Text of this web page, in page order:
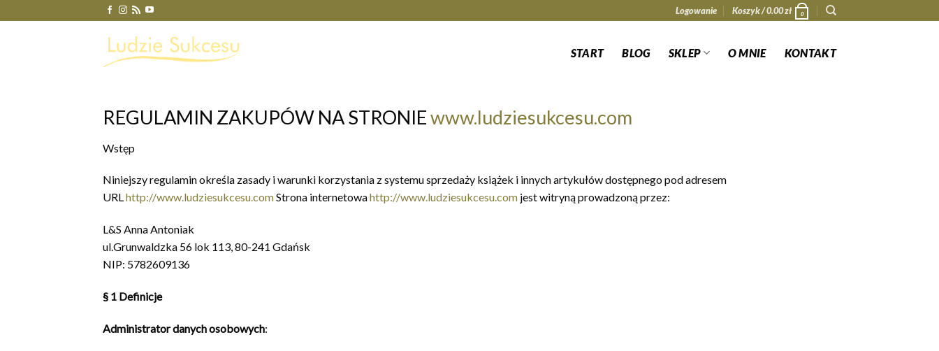
to
Logowanie Koszyk /0.00zł 0
START BLOG SKLEP O MNIE KONTAKT
REGULAMIN ZAKUPÓW NA STRONIEwww.ludziesukcesu.com
Wstęp
Niniejszy regulamin określa zasady i warunki korzystania z systemu sprzedaży książek i innych artykułów dostępnego pod adresem
URLhttp://www.ludziesukcesu.comStrona internetowahttp://www.ludziesukcesu.com jest witryną prowadzoną przez:
L&S Anna Antoniak
ul.Grunwaldzka 56 lok 113, 80-241 Gdańsk
NIP: 5782609136
§ 1 Definicje
Administrator danych osobowych: